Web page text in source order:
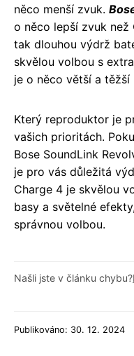
něco menší zvuk.
o něco lepší zvuk než
tak dlouhou výdrž
skvělou volbou s
je o něco větší a těžší
Který reproduktor je
vašich prioritách.
Bose SoundLink
je pro vás důležitá
Charge 4 je skvělou
basy a světelné
správnou volbou.
Našli jste v článku chybu?
Publikováno: 30. 12. 2024